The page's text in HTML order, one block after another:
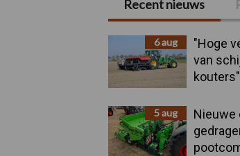
Primaire
Sidebar
Recent nieuws
6 aug
"Hoge
van
kouters"
5 aug
Nieuwe